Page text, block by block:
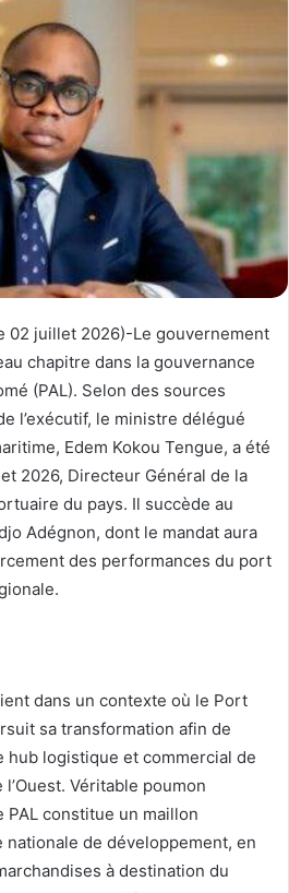
n
c
o
e
02 juillet 2026)-Le gouvernement
chapitre dans la gouvernance
(PAL). Selon des sources
l’exécutif, le ministre délégué
Edem Kokou Tengue, a été
2026, Directeur Général de la
du pays. Il succède au
Adégnon, dont le mandat aura
des performances du port
dans un contexte où le Port
sa transformation afin de
hub logistique et commercial de
Véritable poumon
constitue un maillon
de développement, en
à destination du